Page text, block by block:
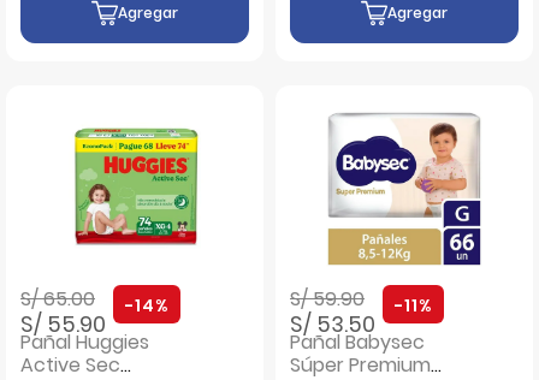
Agregar Agregar
Precio rebajado de
S/ 65.00a
S/ 55.90
-14%
Pañal Huggies
Active Sec
Precio rebajado de
S/ 59.90a
S/ 53.50
-11%
Pañal Babysec
Súper Premium